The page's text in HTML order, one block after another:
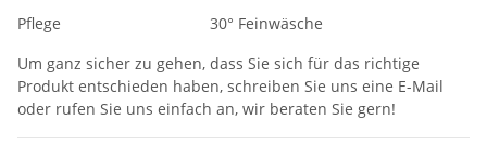
Pflege
30° Feinwäsche
Um ganz sicher zu gehen, dass Sie sich für das richtige
Produkt entschieden haben, schreiben Sie uns eine E-Mail
oder rufen Sie uns einfach an, wir beraten Sie gern!